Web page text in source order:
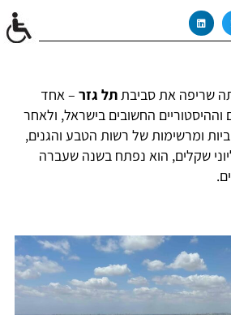
שריפה את סביבתתל גזר – אחד
וההיסטוריים החשובים בישראל, ולאחר
ומרשימות של רשות הטבע והגנים,
של כ-10 מיליוני שקלים, הוא נפתח בשנה שעברה